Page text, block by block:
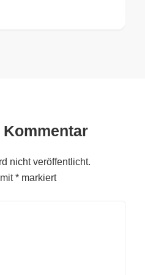
nicht veröffentlicht.
* markiert